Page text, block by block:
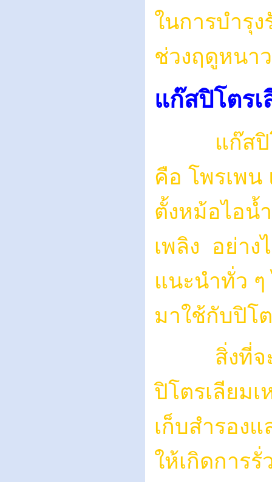
ในการบำรุ
ช่วงฤดูหนา
แก๊สปิโตรเ
แก๊สปิโต
คือ โพรเพ
ตั้งหม้อไอน้
เพลิง อย่า
แนะนำทั่ว
มาใช้กับปิโ
สิ่งที่จะแ
ปิโตรเลียม
เก็บสำรอง
ให้เกิดการ